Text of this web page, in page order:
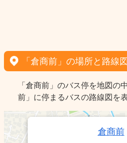
「倉商前」の場所と路線図
「倉商前」のバス停を地図の
前」に停まるバスの路線図を
倉商前